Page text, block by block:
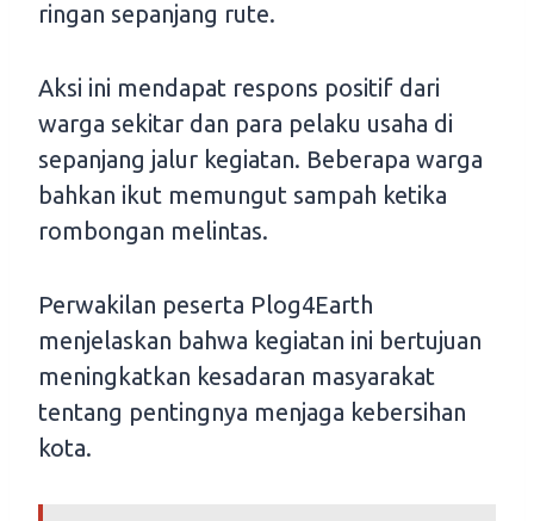
ringan sepanjang rute.
Aksi ini mendapat respons positif dari
warga sekitar dan para pelaku usaha di
sepanjang jalur kegiatan. Beberapa warga
bahkan ikut memungut sampah ketika
rombongan melintas.
Perwakilan peserta Plog4Earth
menjelaskan bahwa kegiatan ini bertujuan
meningkatkan kesadaran masyarakat
tentang pentingnya menjaga kebersihan
kota.